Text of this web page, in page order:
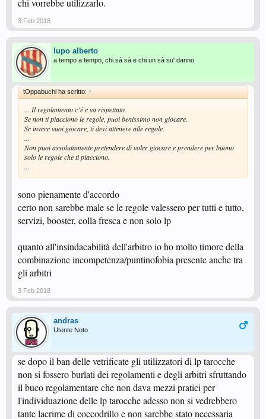
chi vorrebbe utilizzarlo.
3 Feb 2018
lupo alberto
a tempo a tempo, chi sà sà e chi un sà su' danno
tOppabuchi ha scritto: ↑
... Il regolamento c’è e va rispettato.
Se non ti piacciono le regole, puoi benissimo non giocare.
Se invece vuoi giocare, ti devi attenere alle regole.
...
Non puoi assolutamente pretendere di voler giocare e prendere per buono
solo le regole che ti piacciono.
...
sono pienamente d'accordo
certo non sarebbe male se le regole valessero per tutti e tutto,
servizi, booster, colla fresca e non solo lp
quanto all'insindacabilità dell'arbitro io ho molto timore della
combinazione incompetenza/puntinofobia presente anche tra
gli arbitri
3 Feb 2018
andras
Utente Noto
se dopo il ban delle vetrificate gli utilizzatori di lp tarocche
non si fossero burlati dei regolamenti e degli arbitri sfruttando
il buco regolamentare che non dava mezzi pratici per
l'individuazione delle lp tarocche adesso non si vedrebbero
tante lacrime di coccodrillo e non sarebbe stato necessaria